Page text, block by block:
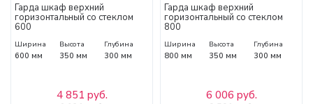
Гарда шкаф верхний
горизонтальный со стеклом
600
Ширина
600 мм
Высота
350 мм
Глубина
300 мм
4 851 руб.
Гарда шкаф верхний
горизонтальный со стеклом
800
Ширина
800 мм
Высота
350 мм
Глубина
300 мм
6 006 руб.